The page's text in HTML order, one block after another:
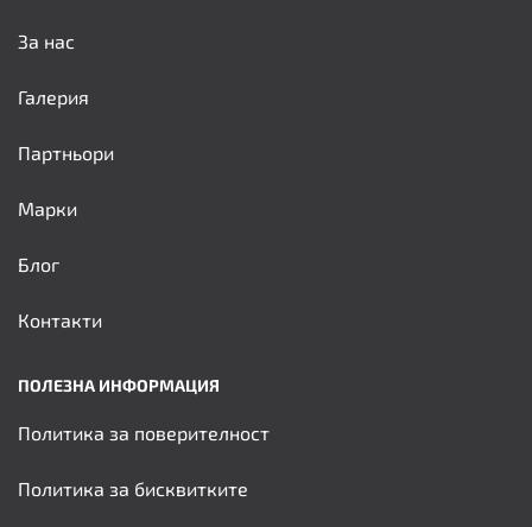
За нас
Галерия
Партньори
Марки
Блог
Контакти
ПОЛЕЗНА ИНФОРМАЦИЯ
Политика за поверителност
Политика за бисквитките